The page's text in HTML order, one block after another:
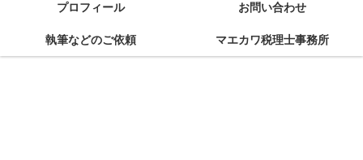
プロフィール お問い合わせ
執筆などのご依頼 マエカワ税理士事務所